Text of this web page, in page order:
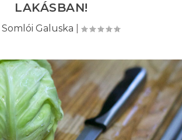
LAKÁSBAN!
Somlói Galuska